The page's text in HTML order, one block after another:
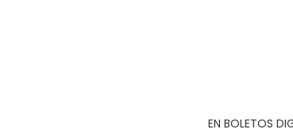
EN BOLETOS